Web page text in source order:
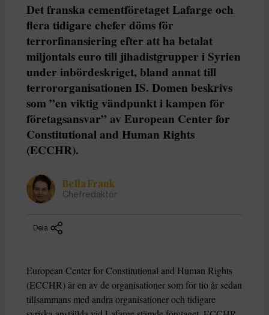
Det franska cementföretaget Lafarge och
flera tidigare chefer döms för
terrorfinansiering efter att ha betalat
miljontals euro till jihadistgrupper i Syrien
under inbördeskriget, bland annat till
terrororganisationen IS. Domen beskrivs
som ”en viktig vändpunkt i kampen för
företagsansvar” av European Center for
Constitutional and Human Rights
(ECCHR).
Bella Frank
Chefredaktör
Dela
European Center for Constitutional and Human Rights
(ECCHR) är en av de organisationer som för tio år sedan
tillsammans med andra organisationer och tidigare